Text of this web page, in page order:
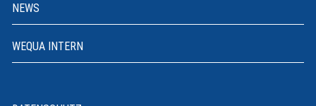
NEWS
WEQUA INTERN